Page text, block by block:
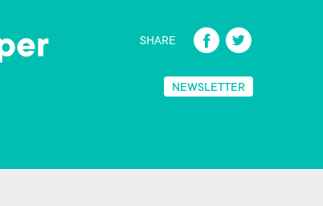
SHARE
Fa
b
NEWSLETTER